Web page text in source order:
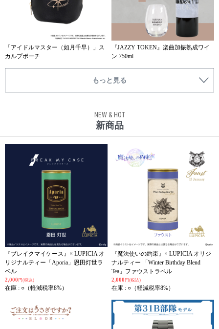
「アイドルマスター（如月千早）」ス
カルプポーチ
『JAZZY TOKEN』楽曲加振熟成ワイ
ン 750ml
もっと見る
NEW & HOT
新商品
『ブレイクマイケース』× LUPICIA オ
リジナルティー「Aporia」恩田灯世ラ
ベル
2,000 円(税込)
在庫 : ○（軽減税率8%）
『魔法使いの約束』× LUPICIA オリジ
ナルティー 「Winter Birthday Blend
Tea」ファウストラベル
2,000 円(税込)
在庫 : ○（軽減税率8%）